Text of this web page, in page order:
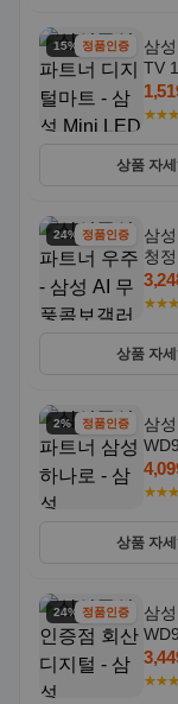
15% 할인정품인증
삼
TV
상품 자세
24% 할인정품인증
삼
청
상품 자세
2% 할인정품인증
삼
상품 자세
24% 할인정품인증
삼
일